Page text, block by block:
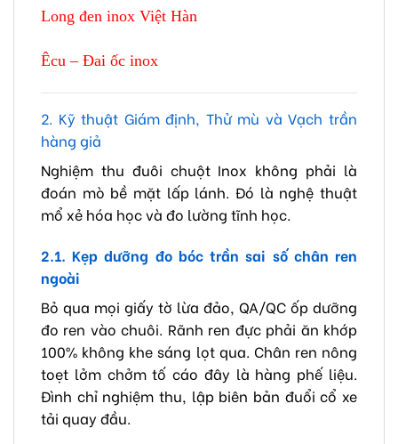
Long đen inox Việt Hàn
Êcu – Đai ốc inox
2. Kỹ thuật Giám định, Thử mù và Vạch trần
hàng giả
Nghiệm thu đuôi chuột Inox không phải là
đoán mò bề mặt lấp lánh. Đó là nghệ thuật
mổ xẻ hóa học và đo lường tĩnh học.
2.1. Kẹp dưỡng đo bóc trần sai số chân ren
ngoài
Bỏ qua mọi giấy tờ lừa đảo, QA/QC ốp dưỡng
đo ren vào chuôi. Rãnh ren đực phải ăn khớp
100% không khe sáng lọt qua. Chân ren nông
toẹt lởm chởm tố cáo đây là hàng phế liệu.
Đình chỉ nghiệm thu, lập biên bản đuổi cổ xe
tải quay đầu.